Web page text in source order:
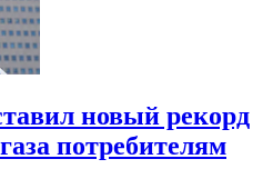
новый рекорд
потребителям